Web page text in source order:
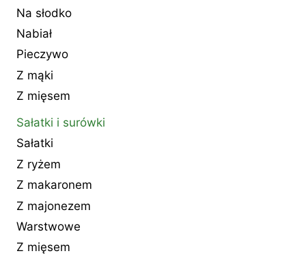
Na słodko
Nabiał
Pieczywo
Z mąki
Z mięsem
Sałatki i surówki
Sałatki
Z ryżem
Z makaronem
Z majonezem
Warstwowe
Z mięsem